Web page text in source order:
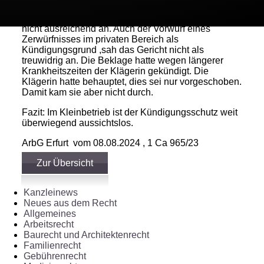
nicht ausreichend an. Auch der Vorwurf eines
Zerwürfnisses im privaten Bereich als
Kündigungsgrund ,sah das Gericht nicht als
treuwidrig an. Die Beklage hatte wegen längerer
Krankheitszeiten der Klägerin gekündigt. Die
Klägerin hatte behauptet, dies sei nur vorgeschoben.
Damit kam sie aber nicht durch.
Fazit: Im Kleinbetrieb ist der Kündigungsschutz weit
überwiegend aussichtslos.
ArbG Erfurt vom 08.08.2024 , 1 Ca 965/23
Zur Übersicht
Kanzleinews
Neues aus dem Recht
Allgemeines
Arbeitsrecht
Baurecht und Architektenrecht
Familienrecht
Gebührenrecht